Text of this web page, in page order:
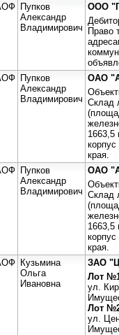
Пупков
Александр
Владимирович
ООО
Право
Пупков
Александр
Владимирович
ОАО
Склад
1663,5
края.
Пупков
Александр
Владимирович
ОАО
Склад
1663,5
края.
Кузьмина
Ольга
Ивановна
ЗАО
Лот
ул.
Лот
ул.